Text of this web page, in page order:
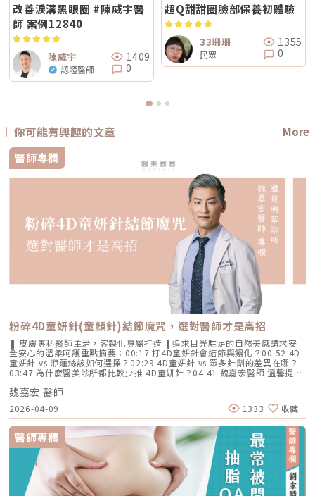
改善淚溝黑眼圈 #陳威宇醫
師 案例12840
陳威宇
認證醫師
1409
0
超Q甜甜圈臉部保養初體驗
33珊珊
民眾
1355
0
你可能有興趣的文章
More
醫師專欄
粉碎4D童妍針(童顏針)結節魔咒，選對醫師才是高招
❚ 皮膚專科醫師主治，客製化專屬打造 ❚追求目光駐足的自然美感講求安
全安心的溫柔呵護重點摘要：00:17 打4D童妍針會結節與饅化？00:52 4D
童妍針 vs 洢蓮絲該如何選擇？02:29 4D童妍針 vs 眾多針劑的差異在哪？
03:47 為什麼醫美診所都比較少推 4D童妍針？04:41 魏嘉宏醫師 溫馨提醒
館) line.me/R/ti/p/@skindrwei追蹤ＦＢ：facebook.com/skindrwei/追
蹤ＩＧ：instagram.com/skindredrl官方網站：https://skindrwei.com
魏嘉宏 醫師
2026-04-09 1333 收藏
醫師專欄